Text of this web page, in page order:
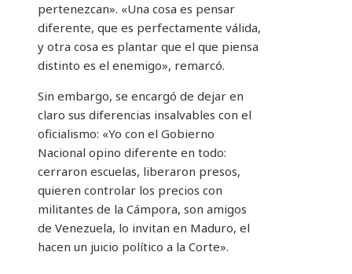
pertenezcan». «Una cosa es pensar
diferente, que es perfectamente válida,
y otra cosa es plantar que el que piensa
distinto es el enemigo», remarcó.
Sin embargo, se encargó de dejar en
claro sus diferencias insalvables con el
oficialismo: «Yo con el Gobierno
Nacional opino diferente en todo:
cerraron escuelas, liberaron presos,
quieren controlar los precios con
militantes de la Cámpora, son amigos
de Venezuela, lo invitan en Maduro, el
hacen un juicio político a la Corte».